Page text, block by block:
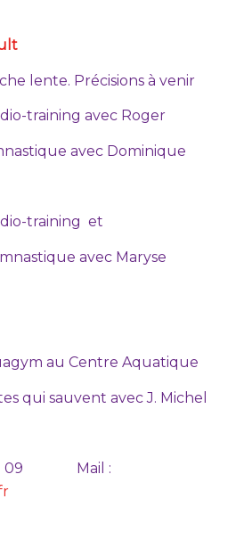
Précisions à venir
training avec Roger
avec Dominique
training et
avec Maryse
au Centre Aquatique
sauvent avec J. Michel
48 09 Mail :